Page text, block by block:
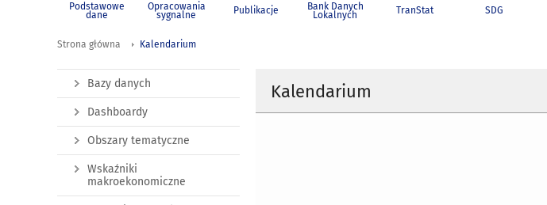
Podstawowe
dane
Opracowania
sygnalne Publikacje Bank Danych
Lokalnych TranStat SDG
Strona główna Kalendarium
Kalendarium
Bazy danych
Dashboardy
Obszary tematyczne
Wskaźniki
makroekonomiczne